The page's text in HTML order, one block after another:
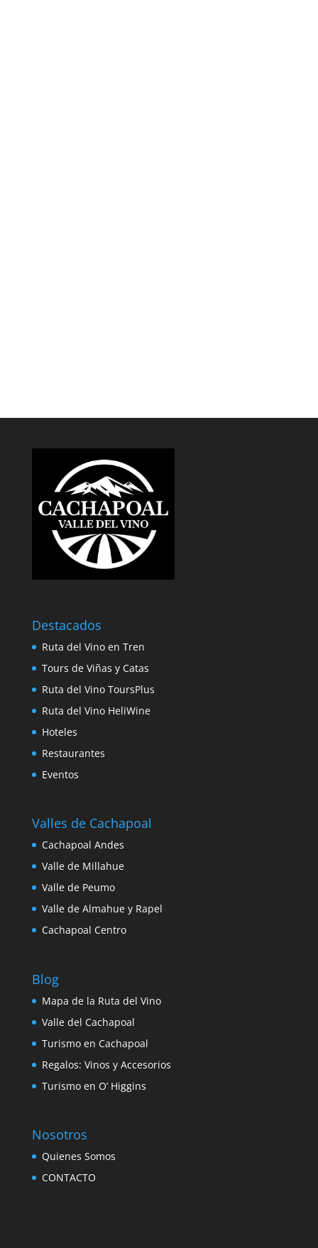
Destacados
Ruta del Vino en Tren
Tours de Viñas y Catas
Ruta del Vino ToursPlus
Ruta del Vino HeliWine
Hoteles
Restaurantes
Eventos
Valles de Cachapoal
Cachapoal Andes
Valle de Millahue
Valle de Peumo
Valle de Almahue y Rapel
Cachapoal Centro
Blog
Mapa de la Ruta del Vino
Valle del Cachapoal
Turismo en Cachapoal
Regalos: Vinos y Accesorios
Turismo en O’ Higgins
Nosotros
Quienes Somos
CONTACTO